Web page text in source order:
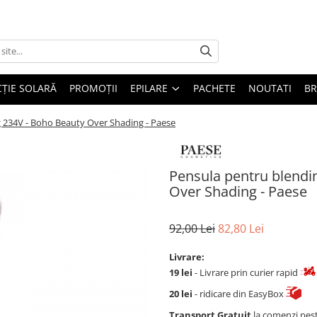
SOLARĂ PROMOȚII EPILARE PACHETE NOUTATI
- Boho Beauty Over Shading - Paese
Pensula pentru
Over Shading - Paese
92,00 Lei82,80 Lei
Livrare:
19 lei - Livrare prin curier rapid
20 lei - ridicare din EasyBox